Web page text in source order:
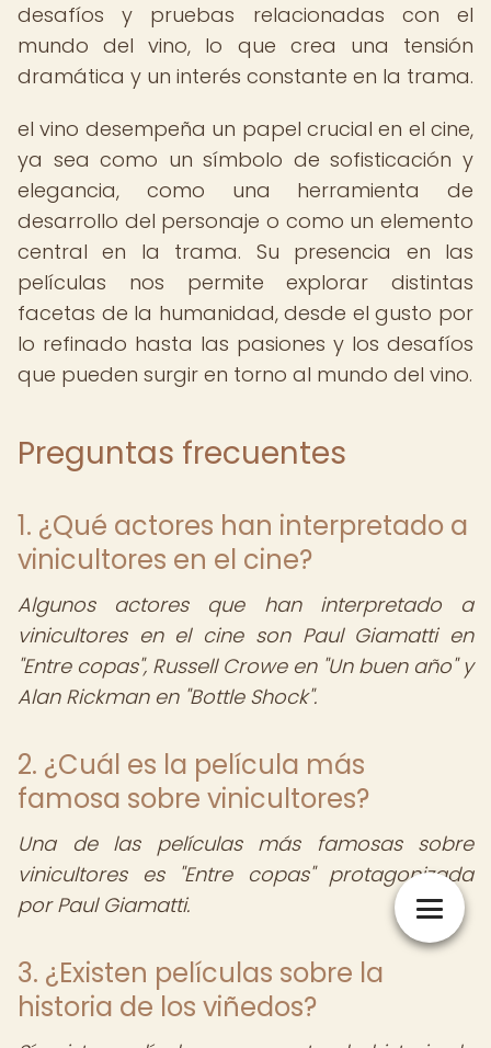
desafíos y pruebas relacionadas con el
mundo del vino, lo que crea una tensión
dramática y un interés constante en la trama.
el vino desempeña un papel crucial en el cine,
ya sea como un símbolo de sofisticación y
elegancia, como una herramienta de
desarrollo del personaje o como un elemento
central en la trama. Su presencia en las
películas nos permite explorar distintas
facetas de la humanidad, desde el gusto por
lo refinado hasta las pasiones y los desafíos
que pueden surgir en torno al mundo del vino.
Preguntas frecuentes
1. ¿Qué actores han interpretado a
vinicultores en el cine?
Algunos actores que han interpretado a
vinicultores en el cine son Paul Giamatti en
"Entre copas", Russell Crowe en "Un buen año" y
Alan Rickman en "Bottle Shock".
2. ¿Cuál es la película más
famosa sobre vinicultores?
Una de las películas más famosas sobre
vinicultores es "Entre copas" protagonizada
por Paul Giamatti.
3. ¿Existen películas sobre la
historia de los viñedos?